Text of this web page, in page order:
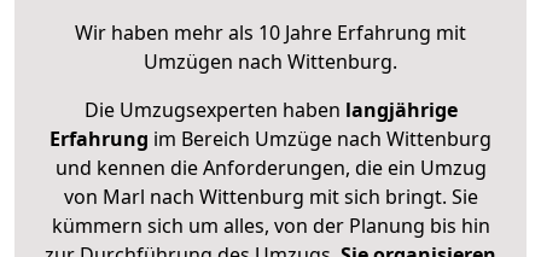
Wir haben mehr als 10 Jahre Erfahrung mit
Umzügen nach Wittenburg.
Die Umzugsexperten haben langjährige
Erfahrung im Bereich Umzüge nach Wittenburg
und kennen die Anforderungen, die ein Umzug
von Marl nach Wittenburg mit sich bringt. Sie
kümmern sich um alles, von der Planung bis hin